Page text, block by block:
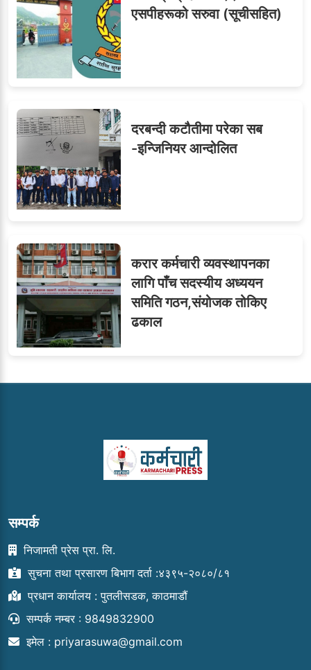
एसपीहरूको सरुवा (सूचीसहित)
दरबन्दी कटौतीमा परेका सब
-इन्जिनियर आन्दोलित
करार कर्मचारी व्यवस्थापनका
लागि पाँच सदस्यीय अध्ययन
समिति गठन,संयोजक तोकिए
ढकाल
सम्पर्क
निजामती प्रेस प्रा. लि.
सुचना तथा प्रसारण बिभाग दर्ता :४३९५-२०८०/८१
प्रधान कार्यालय : पुतलीसडक, काठमाडौं
सम्पर्क नम्बर : 9849832900
इमेल : priyarasuwa@gmail.com